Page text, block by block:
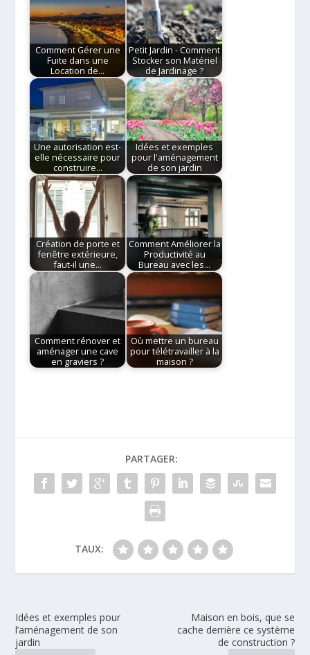
Comment Gérer une
Fuite dans une
Location de…
Petit Jardin - Comment
Stocker son Matériel
de Jardinage ?
Une autorisation est-
elle nécessaire pour
construire…
Idées et exemples
pour l'aménagement
de son jardin
Création de porte et
fenêtre extérieure,
faut-il une…
Comment Améliorer la
Productivité au
Bureau avec les…
Comment rénover et
aménager une cave
en graviers ?
Où mettre un bureau
pour télétravailler à la
maison ?
PARTAGER:
TAUX:
Idées et exemples pour
l’aménagement de son
jardin
Maison en bois, que se
cache derrière ce système
de construction ?